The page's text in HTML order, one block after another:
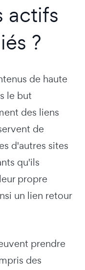
actifs
?
de haute
le but
des liens
de
d'autres sites
qu'ils
propre
un lien retour
prendre
des